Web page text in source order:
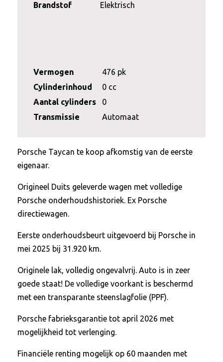
Brandstof
Elektrisch
Vermogen
476 pk
Cylinderinhoud
0 cc
Aantal cylinders
0
Transmissie
Automaat
Porsche Taycan te koop afkomstig van de eerste
eigenaar.
Origineel Duits geleverde wagen met volledige
Porsche onderhoudshistoriek. Ex Porsche
directiewagen.
Eerste onderhoudsbeurt uitgevoerd bij Porsche in
mei 2025 bij 31.920 km.
Originele lak, volledig ongevalvrij. Auto is in zeer
goede staat! De volledige voorkant is beschermd
met een transparante steenslagfolie (PPF).
Porsche fabrieksgarantie tot april 2026 met
mogelijkheid tot verlenging.
Financiële renting mogelijk op 60 maanden met